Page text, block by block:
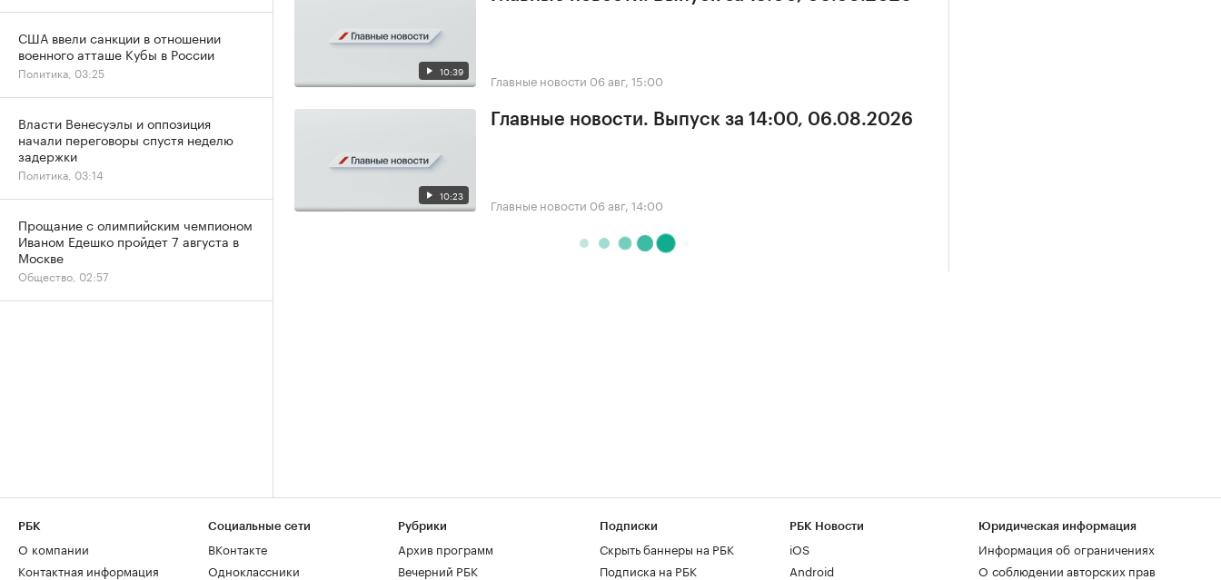
10:39 Главные новости 06 авг, 15:00
10:23
Главные новости. Выпуск за 14:00, 06.08.2026
Главные новости 06 авг, 14:00
США ввели санкции в отношении
военного атташе Кубы в России
Политика, 03:25
Власти Венесуэлы и оппозиция
начали переговоры спустя неделю
задержки
Политика, 03:14
Прощание с олимпийским чемпионом
Иваном Едешко пройдет 7 августа в
Москве
Общество, 02:57
РБК
О компании
Контактная информация
Социальные сети
ВКонтакте
Одноклассники
Рубрики
Архив программ
Вечерний РБК
Подписки
Скрыть баннеры на РБК
Подписка на РБК
РБК Новости
iOS
Android
Юридическая информация
Информация об ограничениях
О соблюдении авторских прав